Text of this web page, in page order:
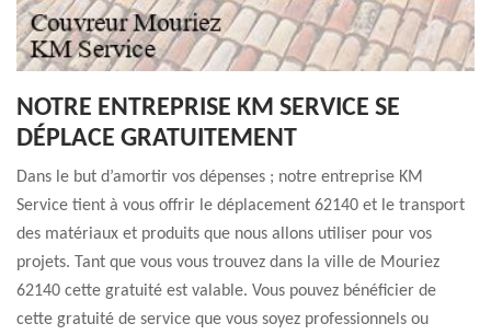
NOTRE ENTREPRISE KM SERVICE SE
DÉPLACE GRATUITEMENT
Dans le but d’amortir vos dépenses ; notre entreprise KM
Service tient à vous offrir le déplacement 62140 et le transport
des matériaux et produits que nous allons utiliser pour vos
projets. Tant que vous vous trouvez dans la ville de Mouriez
62140 cette gratuité est valable. Vous pouvez bénéficier de
cette gratuité de service que vous soyez professionnels ou